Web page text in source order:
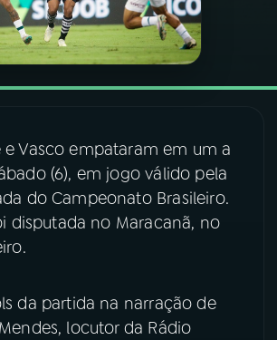
DE MÚSICA
Facebook
e Vasco empataram em um a
(6), em jogo válido pela
do Campeonato Brasileiro.
disputada no Maracanã, no
da partida na narração de
locutor da Rádio